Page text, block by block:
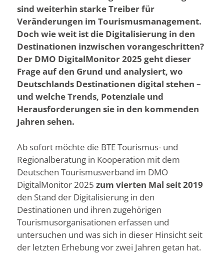
sind weiterhin starke Treiber für
Veränderungen im Tourismusmanagement.
Doch wie weit ist die Digitalisierung in den
Destinationen inzwischen vorangeschritten?
Der DMO DigitalMonitor 2025 geht dieser
Frage auf den Grund und analysiert, wo
Deutschlands Destinationen digital stehen –
und welche Trends, Potenziale und
Herausforderungen sie in den kommenden
Jahren sehen.
Ab sofort möchte die BTE Tourismus- und
Regionalberatung in Kooperation mit dem
Deutschen Tourismusverband im DMO
DigitalMonitor 2025 zum vierten Mal seit 2019
den Stand der Digitalisierung in den
Destinationen und ihren zugehörigen
Tourismusorganisationen erfassen und
untersuchen und was sich in dieser Hinsicht seit
der letzten Erhebung vor zwei Jahren getan hat.